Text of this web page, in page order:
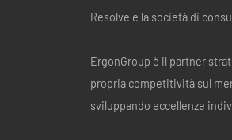
Resolve è la società di
ErgonGroup è il partner
propria competitività sul
sviluppando eccellenze